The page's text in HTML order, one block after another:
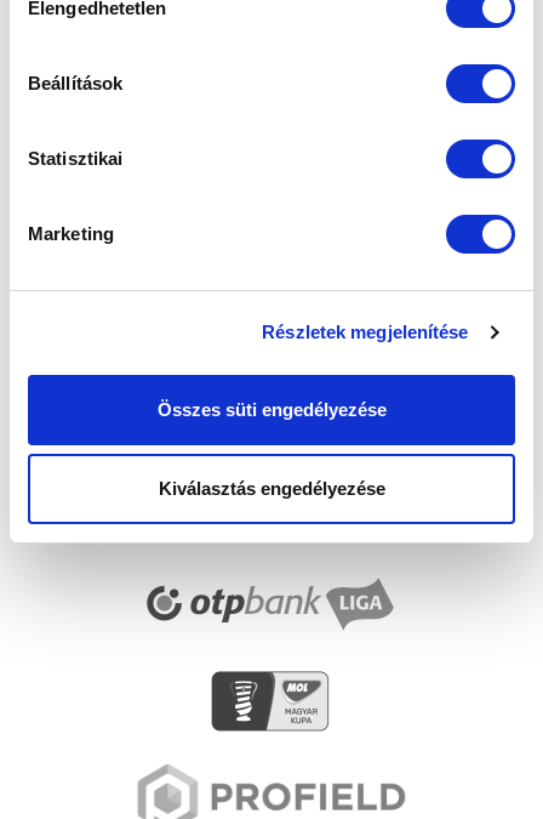
kiválasztása
Elengedhetetlen
Beállítások
Statisztikai
Marketing
Részletek megjelenítése
Összes süti engedélyezése
Kiválasztás engedélyezése
SZPONZOROK